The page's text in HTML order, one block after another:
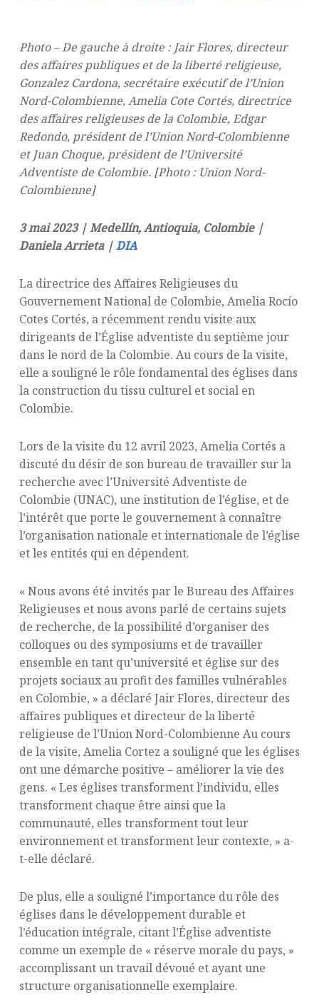
Photo – De gauche à droite : Jair Flores, directeur
des affaires publiques et de la liberté religieuse,
Gonzalez Cardona, secrétaire exécutif de l’Union
Nord-Colombienne, Amelia Cote Cortés, directrice
des affaires religieuses de la Colombie, Edgar
Redondo, président de l’Union Nord-Colombienne
et Juan Choque, président de l’Université
Adventiste de Colombie. [Photo : Union Nord-
Colombienne]
3 mai 2023 | Medellín, Antioquia, Colombie |
Daniela Arrieta |DIA
La directrice des Affaires Religieuses du
Gouvernement National de Colombie, Amelia Rocío
Cotes Cortés, a récemment rendu visite aux
dirigeants de l’Église adventiste du septième jour
dans le nord de la Colombie. Au cours de la visite,
elle a souligné le rôle fondamental des églises dans
la construction du tissu culturel et social en
Colombie.
Lors de la visite du 12 avril 2023, Amelia Cortés a
discuté du désir de son bureau de travailler sur la
recherche avec l’Université Adventiste de
Colombie (UNAC), une institution de l’église, et de
l’intérêt que porte le gouvernement à connaître
l’organisation nationale et internationale de l’église
et les entités qui en dépendent.
« Nous avons été invités par le Bureau des Affaires
Religieuses et nous avons parlé de certains sujets
de recherche, de la possibilité d’organiser des
colloques ou des symposiums et de travailler
ensemble en tant qu’université et église sur des
projets sociaux au profit des familles vulnérables
en Colombie, » a déclaré Jair Flores, directeur des
affaires publiques et directeur de la liberté
religieuse de l’Union Nord-Colombienne Au cours
de la visite, Amelia Cortez a souligné que les églises
ont une démarche positive – améliorer la vie des
gens. « Les églises transforment l’individu, elles
transforment chaque être ainsi que la
communauté, elles transforment tout leur
environnement et transforment leur contexte, » a-
t-elle déclaré.
De plus, elle a souligné l’importance du rôle des
églises dans le développement durable et
l’éducation intégrale, citant l’Église adventiste
comme un exemple de « réserve morale du pays, »
accomplissant un travail dévoué et ayant une
structure organisationnelle exemplaire.